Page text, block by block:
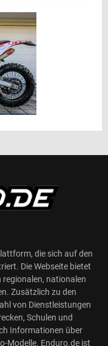
die sich auf den
Die Webseite bietet
nationalen
Zusätzlich zu den
von Dienstleistungen
Schulen und
Informationen über
Modelle. Enduro.de ist